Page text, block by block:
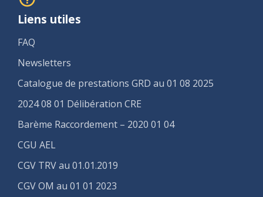
Liens utiles
FAQ
Newsletters
Catalogue de prestations GRD au 01 08 2025
2024 08 01 Délibération CRE
Barème Raccordement – 2020 01 04
CGU AEL
CGV TRV au 01.01.2019
CGV OM au 01 01 2023